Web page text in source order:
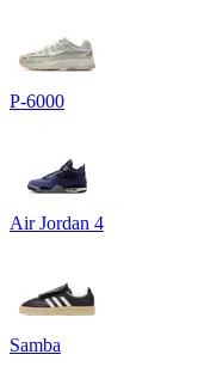
P-6000
Air Jordan 4
Samba